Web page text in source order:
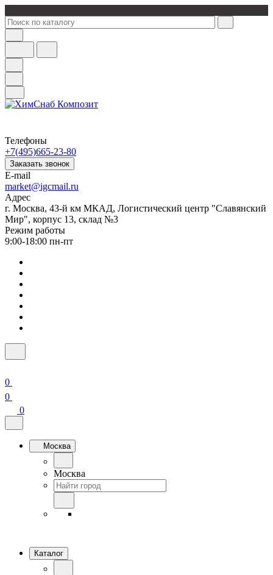
Телефоны
+7(495)665-23-80
Заказать звонок
E-mail
market@igcmail.ru
Адрес
г. Москва, 43-й км МКАД, Логистический центр "Славянский
Мир", корпус 13, склад №3
Режим работы
9:00-18:00 пн-пт
0
0
0
Москва
Москва
Каталог